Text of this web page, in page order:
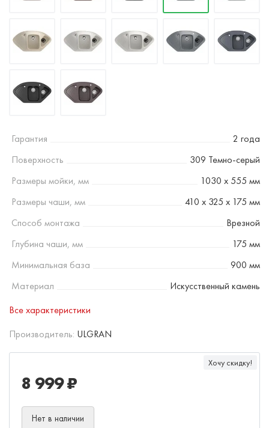
Гарантия
2 года
Поверхность
309 Темно-серый
Размеры мойки, мм
1030 х 555 мм
Размеры чаши, мм
410 х 325 х 175 мм
Способ монтажа
Врезной
Глубина чаши, мм
175 мм
Минимальная база
900 мм
Материал
Искусственный камень
Все характеристики
Производитель: ULGRAN
Хочу скидку!
8 999 ₽
Нет в наличии